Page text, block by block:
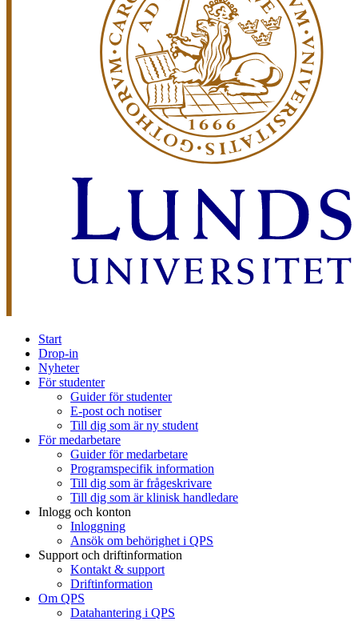
Start
Drop-in
Nyheter
För studenter
Guider för studenter
E-post och notiser
Till dig som är ny student
För medarbetare
Guider för medarbetare
Programspecifik information
Till dig som är frågeskrivare
Till dig som är klinisk handledare
Inlogg och konton
Inloggning
Ansök om behörighet i QPS
Support och driftinformation
Kontakt & support
Driftinformation
Om QPS
Datahantering i QPS